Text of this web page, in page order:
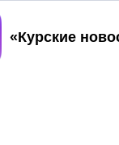
Принять